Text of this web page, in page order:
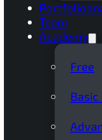
Team
Academy
Free